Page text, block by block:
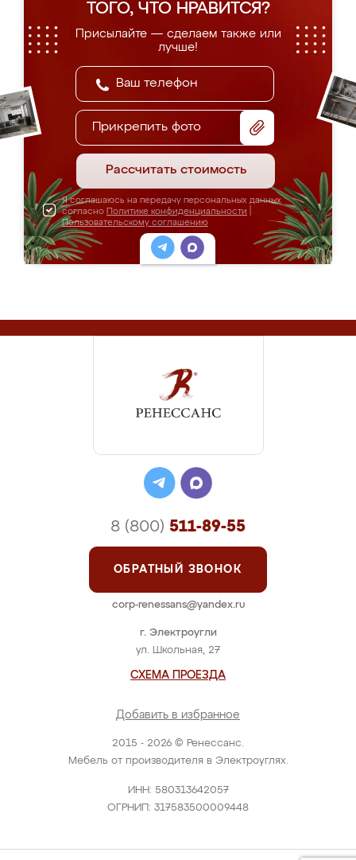
ТОГО, ЧТО НРАВИТСЯ?
Присылайте — сделаем также или
лучше!
Прикрепить фото
Рассчитать стоимость
Я соглашаюсь на передачу персональных данных
согласно Политике конфиденциальности
Пользовательскому соглашению
2015 - 2026 © Ренессанс.
Мебель от производителя в Электроуглях.
ИНН: 580313642057
ОГРНИП: 317583500009448
г. Электроугли
ул. Школьная, 27
СХЕМА ПРОЕЗДА
Добавить в избранное
8 (800) 511-89-55
ОБРАТНЫЙ ЗВОНОК
corp-renessans@yandex.ru